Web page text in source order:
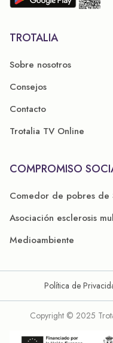
TROTALIA
Sobre nosotros
Consejos
Contacto
Trotalia TV Online
COMPROMISO
Comedor de pobres de
Asociación esclerosis
Medioambiente
Política de
Copyright © 2025